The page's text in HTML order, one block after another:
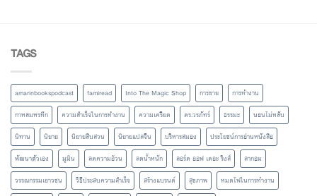
TAGS
amarinbookspodcast famiread Into The Magic Shop การขาย
การทำงาน
กาหลมหรทึก
ความสำเร็จในการทำงาน ความเครียด ดร.วรภัทร์ ธรรมะ
นอนไม่หลับ
นิทาน
นิยาย นิยายสืบสวน นิยายแปลจีน บริหารสมอง
ประโยชน์การอ่านหนังสือ
พัฒนาตัวเอง
มูมิน ลดความอ้วน ลดน้ำหนัก ลอร์ด ออฟ เดอะ ริงส์
ลากอม
วรรณกรรมเยาวชน
วิธีประสบความสำเร็จ สร้างแบรนด์ สุขภาพ
หมดไฟในการทำงาน